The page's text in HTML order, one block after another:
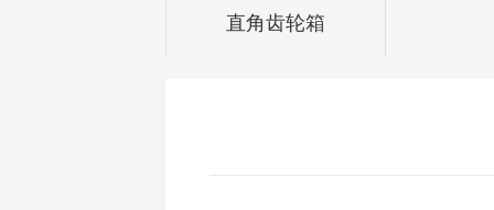
直角齿轮箱